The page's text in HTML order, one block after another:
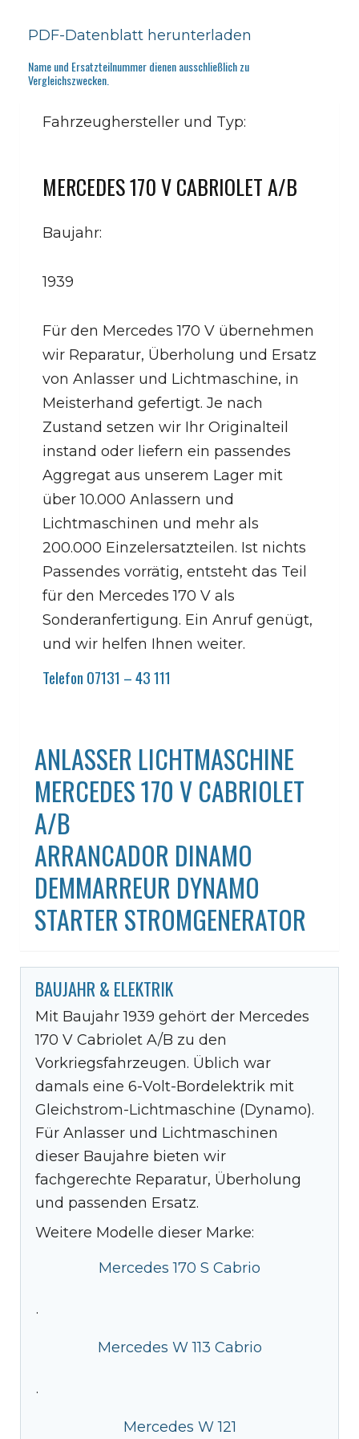
PDF-Datenblatt herunterladen
Name und Ersatzteilnummer dienen ausschließlich zu
Vergleichszwecken.
Fahrzeughersteller und Typ:
MERCEDES 170 V CABRIOLET A/B
Baujahr:
1939
Für den Mercedes 170 V übernehmen
wir Reparatur, Überholung und Ersatz
von Anlasser und Lichtmaschine, in
Meisterhand gefertigt. Je nach
Zustand setzen wir Ihr Originalteil
instand oder liefern ein passendes
Aggregat aus unserem Lager mit
über 10.000 Anlassern und
Lichtmaschinen und mehr als
200.000 Einzelersatzteilen. Ist nichts
Passendes vorrätig, entsteht das Teil
für den Mercedes 170 V als
Sonderanfertigung. Ein Anruf genügt,
und wir helfen Ihnen weiter.
Telefon 07131 – 43 111
ANLASSER LICHTMASCHINE
MERCEDES 170 V CABRIOLET
A/B
ARRANCADOR DINAMO
DEMMARREUR DYNAMO
STARTER STROMGENERATOR
BAUJAHR & ELEKTRIK
Mit Baujahr 1939 gehört der Mercedes
170 V Cabriolet A/B zu den
Vorkriegsfahrzeugen. Üblich war
damals eine 6-Volt-Bordelektrik mit
Gleichstrom-Lichtmaschine (Dynamo).
Für Anlasser und Lichtmaschinen
dieser Baujahre bieten wir
fachgerechte Reparatur, Überholung
und passenden Ersatz.
Weitere Modelle dieser Marke:
Mercedes 170 S Cabrio
·
Mercedes W 113 Cabrio
·
Mercedes W 121